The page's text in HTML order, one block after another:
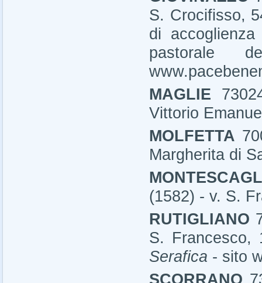
S. Crocifisso,
di
pastorale
MAGLIE
Vittorio
MOLFETTA
Margherita di
(1582) - v. S.
RUTIGLIANO
S. Francesco,
Serafica - sito